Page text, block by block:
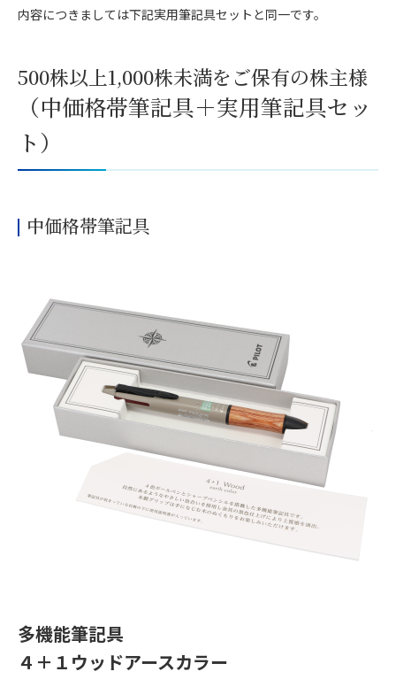
内容につきましては下記実用筆記具セットと同一です。
500株以上1,000株未満をご保有の株主様
（中価格帯筆記具＋実用筆記具セッ
ト）
中価格帯筆記具
多機能筆記具
４＋１ウッドアースカラー